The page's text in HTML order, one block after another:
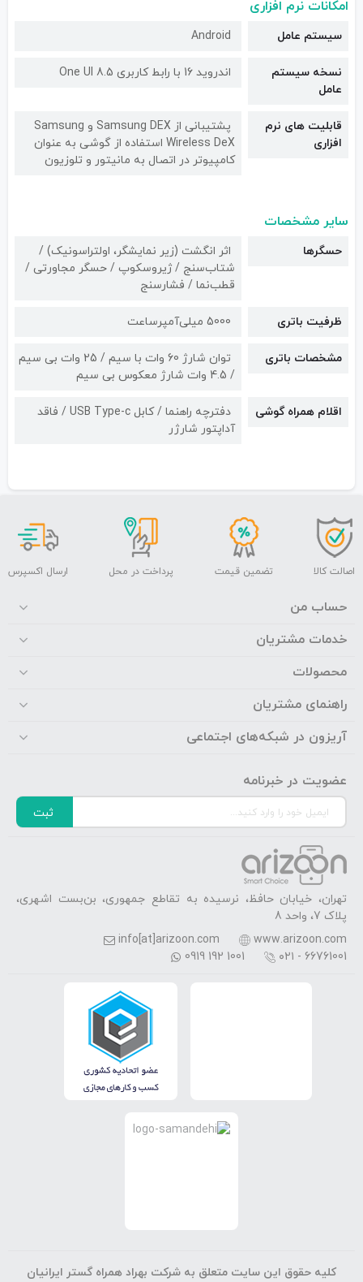
امکانات نرم افزاری
سیستم عامل Android
نسخه سیستم
عامل
اندروید 16 با رابط کاربری One UI 8.5
قابلیت های نرم
افزاری
پشتیبانی از Samsung DEX و Samsung
Wireless DeX استفاده از گوشی به عنوان
کامپیوتر در اتصال به مانیتور و تلوزیون
سایر مشخصات
حسگرها
اثر انگشت (زیر نمایشگر، اولتراسونیک) /
شتاب‌سنج / ژیروسکوپ / حسگر مجاورتی /
قطب‌نما / فشارسنج
ظرفیت باتری 5000 میلی‌آمپرساعت
مشخصات باتری
توان شارژ 60 وات با سیم / 25 وات بی سیم
/ 4.5 وات شارژ معکوس بی سیم
اقلام همراه گوشی
دفترچه راهنما / کابل USB Type-c / فاقد
آداپتور شارژر
اصالت کالا تضمین قیمت پرداخت در محل ارسال اکسپرس
حساب من
خدمات مشتریان
محصولات
راهنمای مشتریان
آریزون در شبکه‌های اجتماعی
عضویت در خبرنامه
ثبت
تهران، خیابان حافظ، نرسیده به تقاطع جمهوری، بن‌بست اشهری،
پلاک 7، واحد 8
www.arizoon.com
info[at]arizoon.com
۰۲۱ - 66761001
0919 192 1001
کلیه حقوق این سایت متعلق به شرکت بهراد همراه گستر ایرانیان